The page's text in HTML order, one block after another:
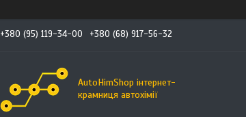
+380 (95) 119-34-00 +380 (68) 917-56-32
AutoHimShop інтернет-
крамниця автохімії